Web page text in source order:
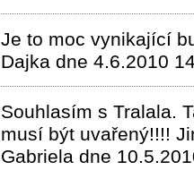
Je to moc vynikající
Dajka dne 4.6.2010
Souhlasím s Tralala.
musí být uvařený!!!!
Gabriela dne